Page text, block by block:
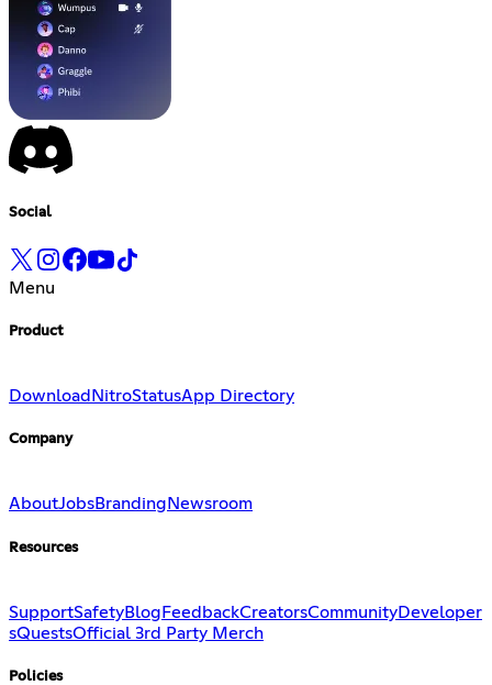
Social
Menu
Product
Download NitroStatusApp Directory
Company
AboutJobsBranding Newsroom
Resources
SupportSafetyBlog FeedbackCreatorsCommunityDeveloper
sQuestsOfficial 3rd Party Merch
Policies